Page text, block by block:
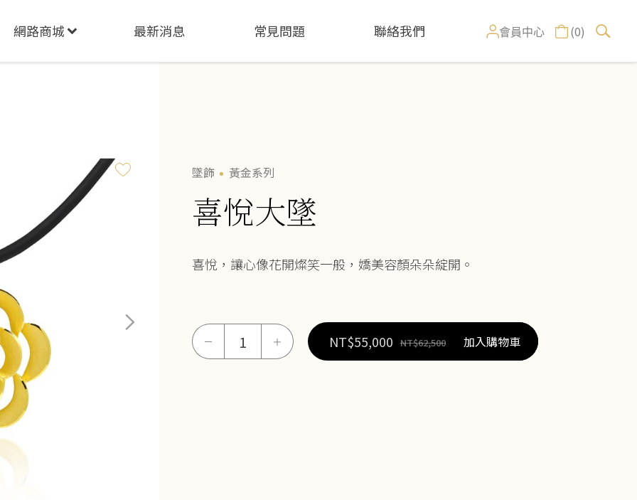
網路商城 最新消息 常見問題 聯絡我們 會員中心 (0)
墜飾 黃金系列
喜悅大墜
喜悅，讓心像花開燦笑一般，嬌美容顏朵朵綻開。
－ ＋ NT$55,000 NT$62,500 加入購物車